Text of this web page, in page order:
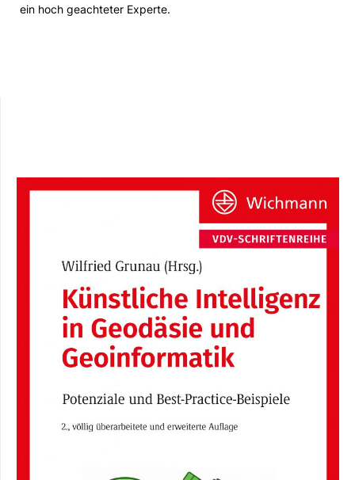
ein hoch geachteter Experte.